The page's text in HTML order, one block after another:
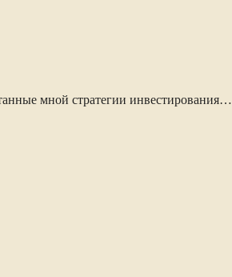
мной стратегии инвестирования…